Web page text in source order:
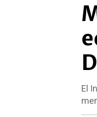
El